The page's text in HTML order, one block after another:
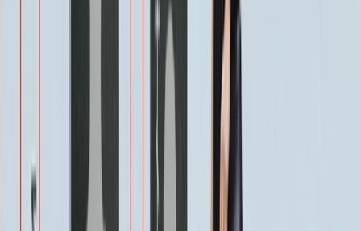
Другое по согласованию
1 500 ₽
Услуги
Услуги